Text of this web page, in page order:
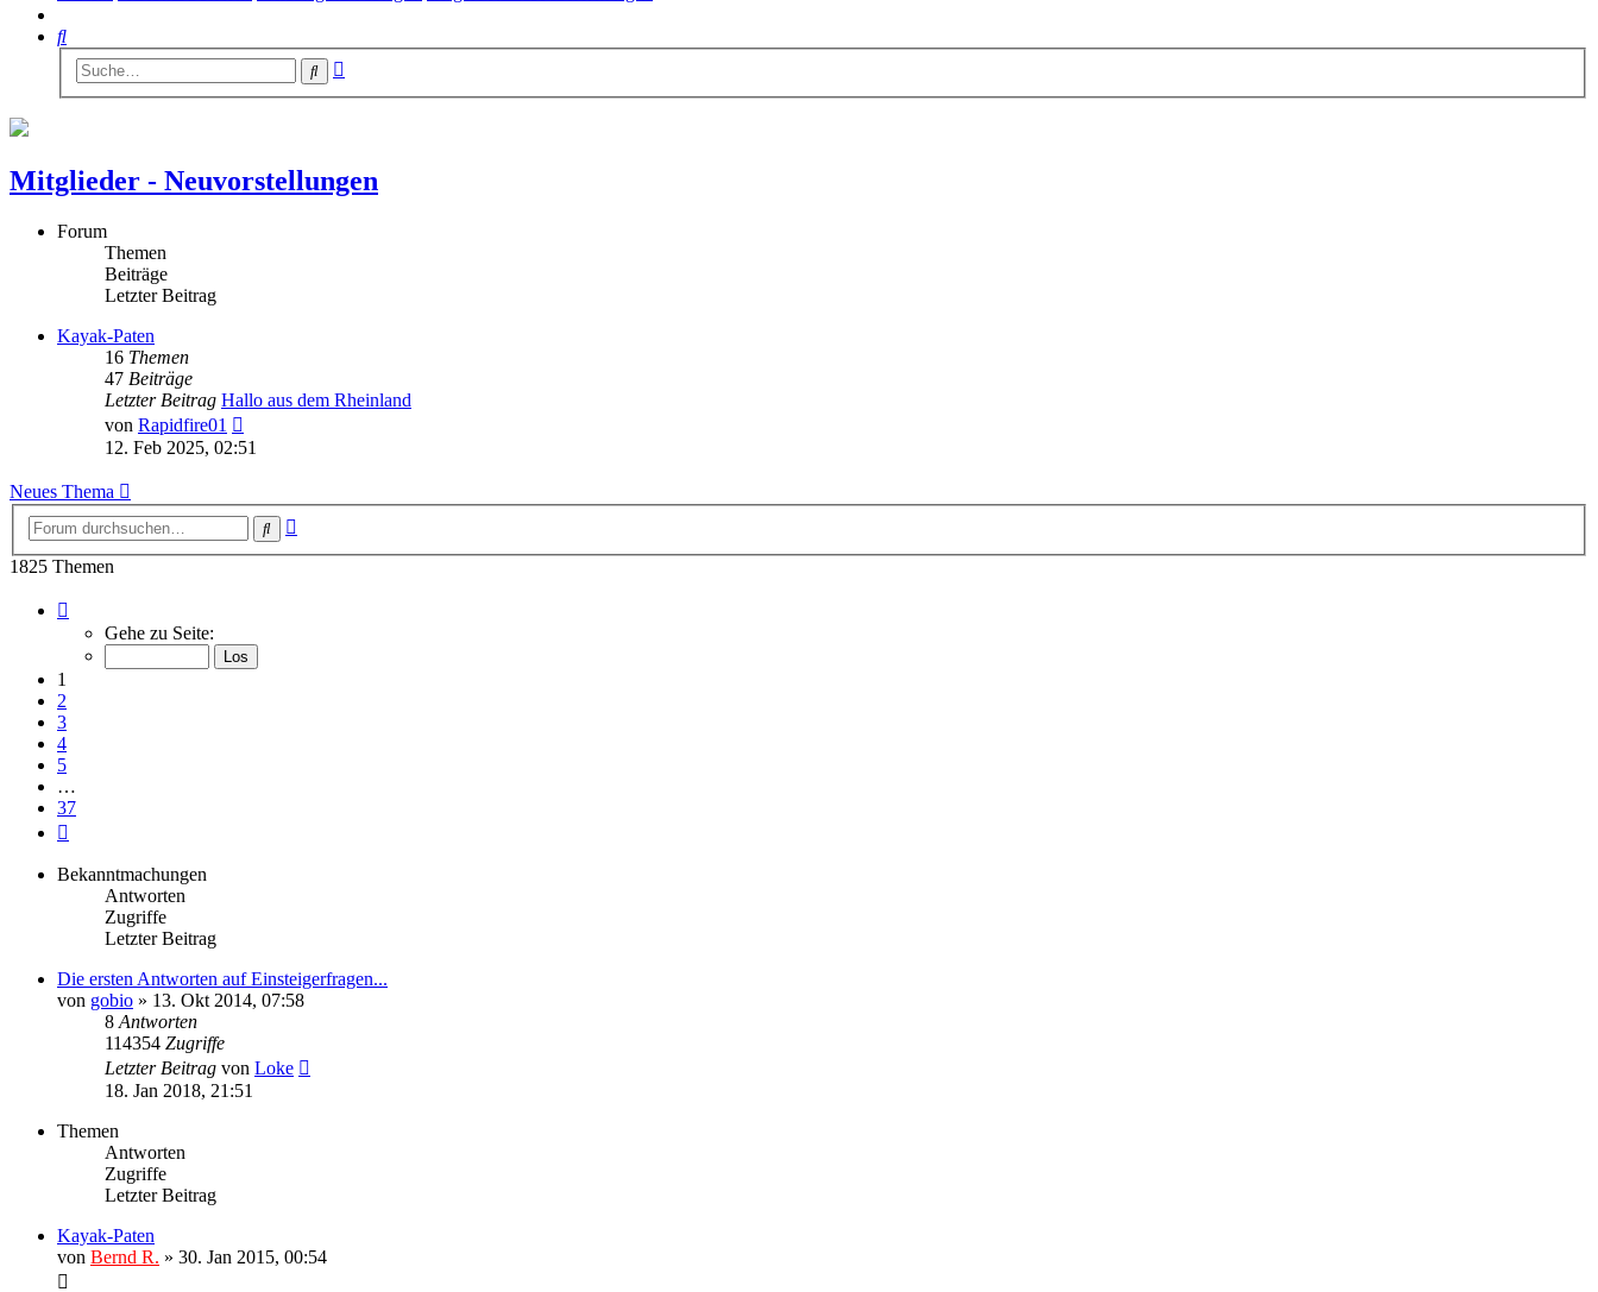
Suche
Suche
Mitglieder - Neuvorstellungen
Forum
Themen
Beiträge
Letzter Beitrag
Kayak-Paten
16 Themen
47 Beiträge
Letzter Beitrag Hallo aus dem Rheinland
von Rapidfire01
Beitrag
12. Feb 2025, 02:51
Neues Thema
Suche
1825 Themen
von
Gehe zu Seite:
1
2
3
4
5
…
37
Bekanntmachungen
Antworten
Zugriffe
Letzter Beitrag
Die ersten Antworten auf Einsteigerfragen...
von gobio » 13. Okt 2014, 07:58
8 Antworten
114354 Zugriffe
Letzter Beitrag von Loke
18. Jan 2018, 21:51
Themen
Antworten
Zugriffe
Letzter Beitrag
Kayak-Paten
von Bernd R. » 30. Jan 2015, 00:54